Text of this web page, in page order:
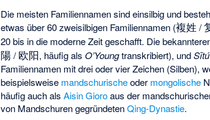
Die meisten Familiennamen sind einsilbig und
etwas über 60 zweisilbigen Familiennamen (複姓 /
20 bis in die moderne Zeit geschafft. Die
陽/欧阳, häufig alsO’Youngtranskribiert), undSītú
Familiennamen mit drei oder vier Zeichen (Silben),
beispielsweise mandschurischeoder mongolische
häufig auch alsAisin Gioroaus der
von Mandschuren gegründetenQing-Dynastie.